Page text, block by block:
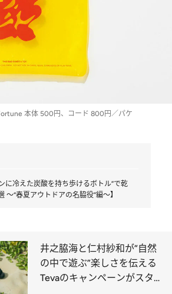
本体 500円、コード 800円／パケ
に冷えた炭酸を持ち歩けるボトル”で乾
～“春夏アウトドアの名脇役”編～】
井之脇海と仁村紗和が“自然
の中で遊ぶ”楽しさを伝える
Tevaのキャンペーンがスタ